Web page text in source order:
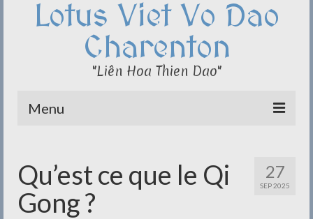
Lotus Viet Vo Dao
Charenton
"Liên Hoa Thien Dao"
Menu
Qi Cong – Taï Chi
Disciplines
27
SEP 2025
Qu’est ce que le Qi
Gong ?